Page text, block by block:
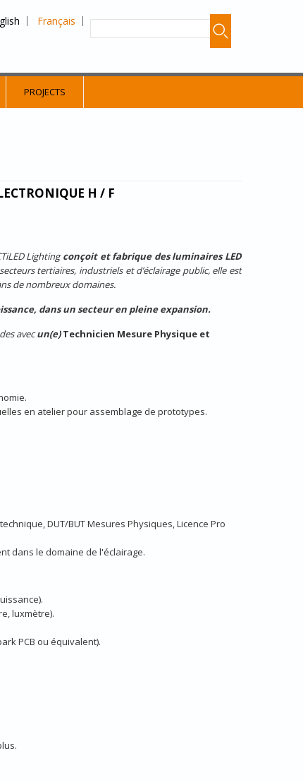
Français
PROJECTS
H / F
Lightingconçoit et fabrique des luminaires LED
tertiaires, industriels et d’éclairage public, elle est
de nombreux domaines.
dans un secteur en pleine expansion.
avec un(e)Technicien Mesure Physique et
en atelier pour assemblage de prototypes.
DUT/BUT Mesures Physiques, Licence Pro
dans le domaine de l'éclairage.
luxmètre).
PCB ou équivalent).